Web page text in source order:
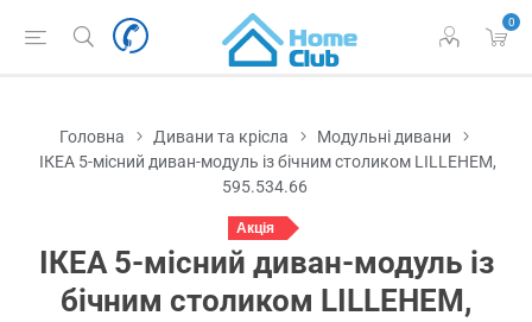
0
Головна Дивани та крісла
Модульні дивани
ІКЕА 5-місний диван-модуль із бічним столиком LILLEHEM,
595.534.66
Акція
ІКЕА 5-місний диван-модуль із
бічним столиком LILLEHEM,